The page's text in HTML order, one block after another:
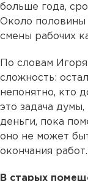
больше года,
Около половины
смены рабочих
По словам
сложность:
непонятно, кто
это задача
деньги, пока
оно не может
окончания работ.
В старых